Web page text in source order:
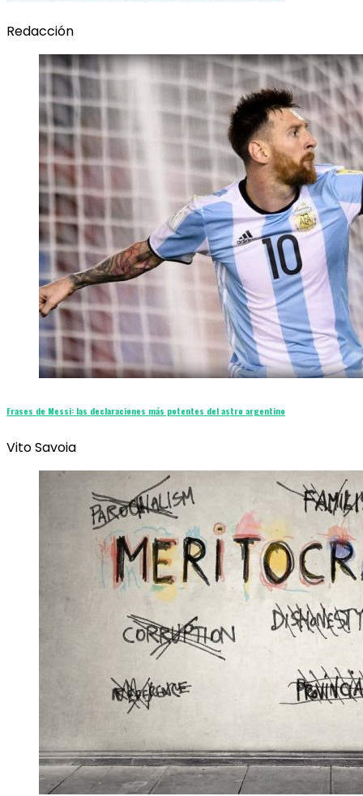
Redacción
Frases de Messi: las declaraciones más potentes del astro argentino
Vito Savoia